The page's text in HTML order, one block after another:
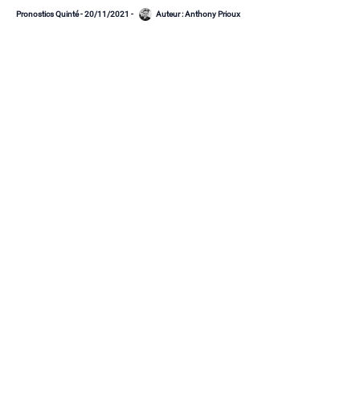
Pronostics Quinté-20/11/2021 - Auteur :Anthony Prioux